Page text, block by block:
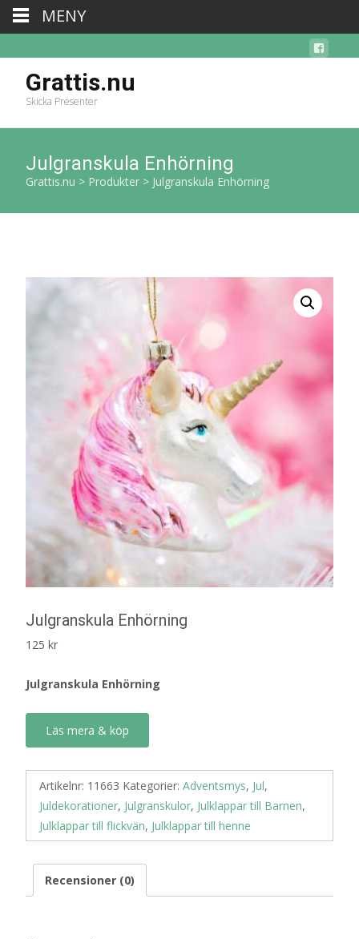
Grattis.nu
Skicka Presenter
Julgranskula Enhörning
Grattis.nu > Produkter > Julgranskula Enhörning
Julgranskula Enhörning
125 kr
Julgranskula Enhörning
Läs mera & köp
Artikelnr: 11663 Kategorier: Adventsmys, Jul,
Juldekorationer, Julgranskulor, Julklappar till Barnen,
Julklappar till flickvän, Julklappar till henne
Recensioner (0)
MENY